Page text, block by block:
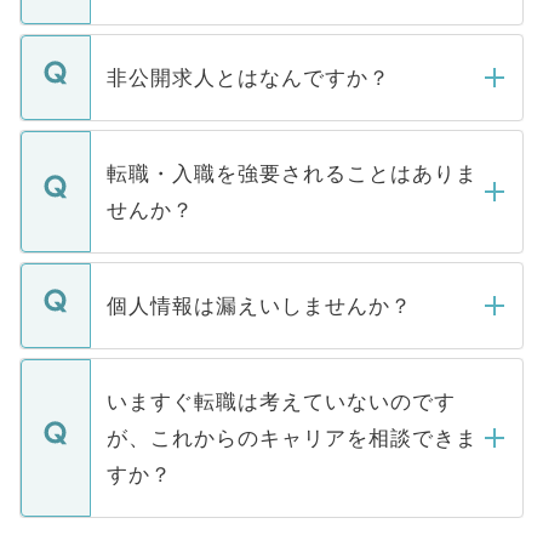
ご登録いただきましたら、弊社担当者がご
登録内容を確認し、その後メールもしくは
ます。通常、5営業日以内にはご連絡をせて
いただきますので、しばらくお待ちくださ
非公開求人とはなんですか？
マイナビDOCTORで取り扱っている求人の
うち約3割は、Webサイトからご覧いただ
けない「非公開求人」です。非公開求人は
下記の理由によって、一般には公開してい
ません。
■応募殺到を避けるため 人気のある医療機
関を公にしてしまうと、応募が殺到する場
に、医療機関が求める条件に合った人材の
みを人材紹介会社に依頼するケースが増え
ています。
転職・入職を強要されることはありま
せんか？
転職・入職を強要することは一切ありませ
ん。また、仮に応募先から内定をいただい
定を承諾する必要はありません。内定先へ
の辞退の連絡はキャリアパートナーが行い
個人情報は漏えいしませんか？
個人情報が漏えいすることはありませんの
で、ご安心ください。当サイトからの登録
などで収集したご登録者様の個人情報は、
ご本人のキャリアアップおよび転職活動の
支援を目的に使用いたします。お預かりし
ているすべての個人データはご本人の許可
いますぐ転職は考えていないのです
が、これからのキャリアを相談できま
すか？